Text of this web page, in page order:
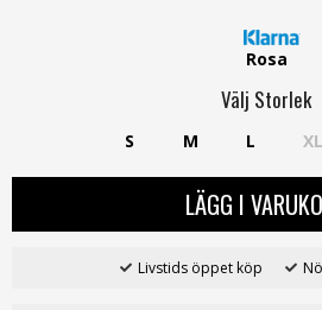
Rosa
Välj Storlek
S M L XL
LÄGG I
Livstids öppet köp